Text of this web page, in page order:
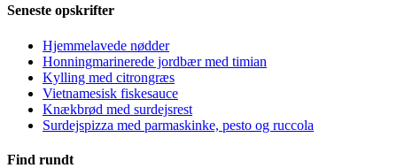
Seneste opskrifter
Hjemmelavede nødder
Honningmarinerede jordbær med timian
Kylling med citrongræs
Vietnamesisk fiskesauce
Knækbrød med surdejsrest
Surdejspizza med parmaskinke, pesto og ruccola
Find rundt